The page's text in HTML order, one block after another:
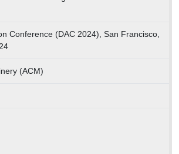
Conference (DAC 2024), San Francisco,
(ACM)